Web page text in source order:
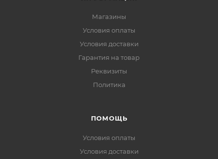
Магазины
Условия оплаты
Условия доставки
Гарантия на товар
Реквизиты
Политика
ПОМОЩЬ
Условия оплаты
Условия доставки